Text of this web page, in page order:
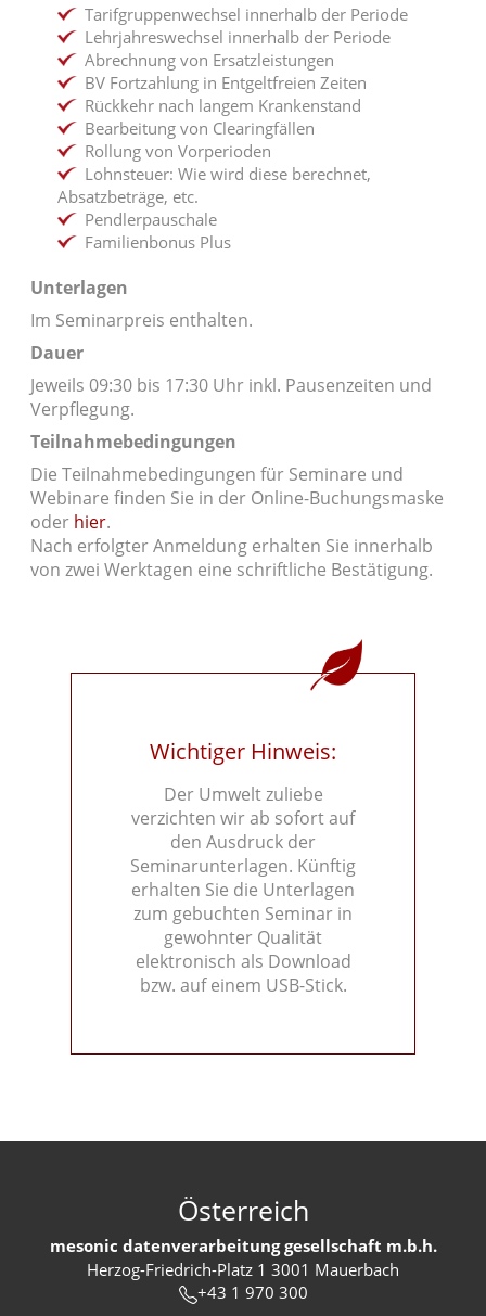
Tarifgruppenwechsel innerhalb der Periode
Lehrjahreswechsel innerhalb der Periode
Abrechnung von Ersatzleistungen
BV Fortzahlung in Entgeltfreien Zeiten
Rückkehr nach langem Krankenstand
Bearbeitung von Clearingfällen
Rollung von Vorperioden
Lohnsteuer: Wie wird diese berechnet,
Absatzbeträge, etc.
Pendlerpauschale
Familienbonus Plus
Unterlagen
Im Seminarpreis enthalten.
Dauer
Jeweils 09:30 bis 17:30 Uhr inkl. Pausenzeiten und
Verpflegung.
Teilnahmebedingungen
Die Teilnahmebedingungen für Seminare und
Webinare finden Sie in der Online-Buchungsmaske
oder hier.
Nach erfolgter Anmeldung erhalten Sie innerhalb
von zwei Werktagen eine schriftliche Bestätigung.
Wichtiger Hinweis:
Der Umwelt zuliebe
verzichten wir ab sofort auf
den Ausdruck der
Seminarunterlagen. Künftig
erhalten Sie die Unterlagen
zum gebuchten Seminar in
gewohnter Qualität
elektronisch als Download
bzw. auf einem USB-Stick.
Österreich
mesonic datenverarbeitung gesellschaft m.b.h.
Herzog-Friedrich-Platz 1 3001 Mauerbach
+43 1 970 300